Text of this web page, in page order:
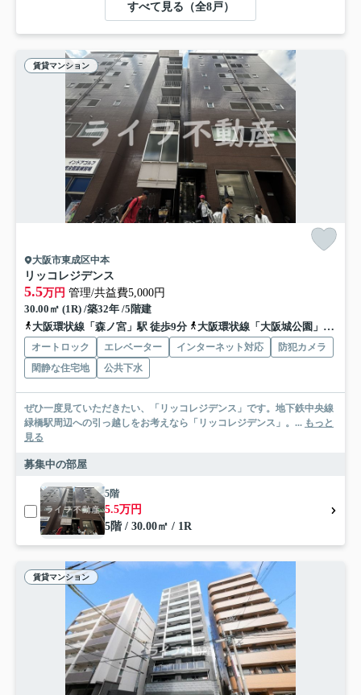
すべて見る（全8戸）
賃貸マンション
大阪市東成区中本
リッコレジデンス
5.5万円 管理/共益費5,000円
30.00㎡ (1R) /築32年 /5階建
大阪環状線「森ノ宮」駅 徒歩9分
大阪環状線「大阪城公園」駅 徒歩20分
オートロック エレベーター インターネット対応
防犯カメラ
閑静な住宅地
公共下水
ぜひ一度見ていただきたい、「リッコレジデンス」です。地下鉄中央線
緑橋駅周辺への引っ越しをお考えなら「リッコレジデンス」。... もっと
見る
募集中の部屋
5階
5.5万円
5階 / 30.00㎡ / 1R
賃貸マンション